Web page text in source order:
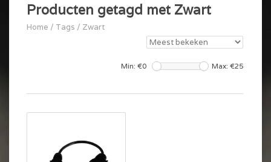
Producten getagd met Zwart
Home / Tags / Zwart
Min: €0 Max: €25